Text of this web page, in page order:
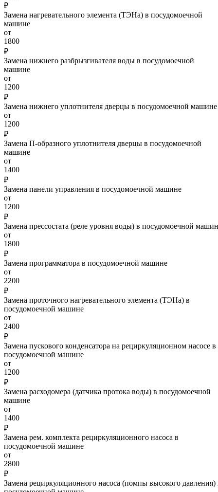
₽
Замена нагревательного элемента (ТЭНа) в посудомоечной
машине
от
1800
₽
Замена нижнего разбрызгивателя воды в посудомоечной
машине
от
1200
₽
Замена нижнего уплотнителя дверцы в посудомоечной машине
от
1200
₽
Замена П-образного уплотнителя дверцы в посудомоечной
машине
от
1400
₽
Замена панели управления в посудомоечной машине
от
1200
₽
Замена прессостата (реле уровня воды) в посудомоечной
от
1800
₽
Замена программатора в посудомоечной машине
от
2200
₽
Замена проточного нагревательного элемента (ТЭНа) в
посудомоечной машине
от
2400
₽
Замена пускового конденсатора на рециркуляционном насосе в
посудомоечной машине
от
1200
₽
Замена расходомера (датчика протока воды) в посудомоечной
машине
от
1400
₽
Замена рем. комплекта рециркуляционного насоса в
посудомоечной машине
от
2800
₽
Замена рециркуляционного насоса (помпы высокого давления)